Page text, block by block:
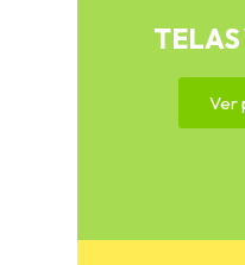
Ver